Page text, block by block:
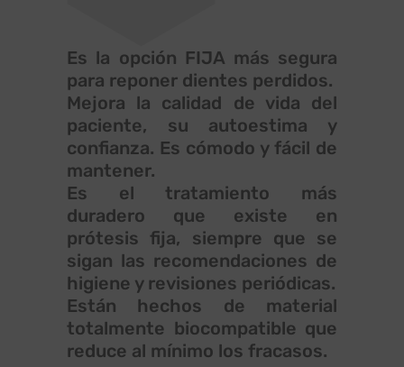
Es la opción FIJA más segura
para reponer dientes perdidos.
Mejora la calidad de vida del
paciente, su autoestima y
confianza. Es cómodo y fácil de
mantener.
Es el tratamiento más
duradero que existe en
prótesis fija, siempre que se
sigan las recomendaciones de
higiene y revisiones periódicas.
Están hechos de material
totalmente biocompatible que
reduce al mínimo los fracasos.